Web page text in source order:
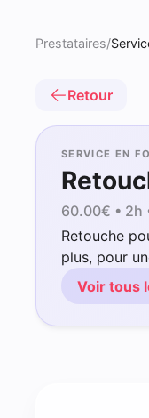
Prestataires/
Retour
SERVICE EN
60.00€ • 2h
Retouche
plus, pour
Voir tous